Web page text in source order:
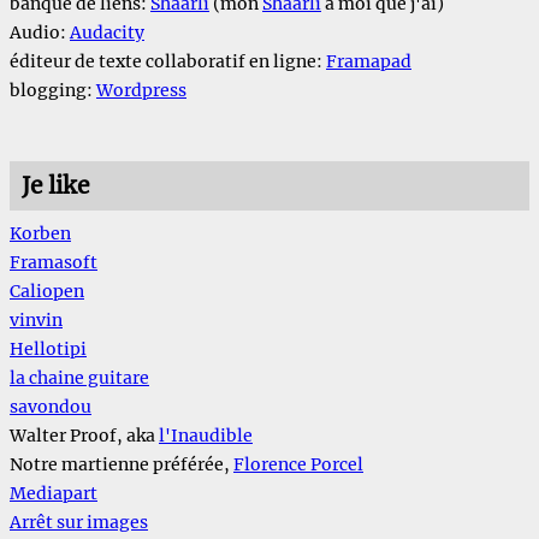
Audio:Audacity
éditeur de texte collaboratif en ligne: Framapad
blogging:Wordpress
Je like
Korben
Framasoft
Caliopen
vinvin
Hellotipi
la chaine guitare
savondou
Walter Proof, akal'Inaudible
Notre martienne préférée, Florence Porcel
Mediapart
Arrêt sur images